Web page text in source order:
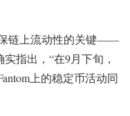
链上流动性的关键——
指出，“在9月下旬，
上的稳定币活动同